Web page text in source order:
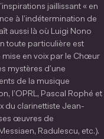
jaillissant « en
à l’indétermination de
aussi là où Luigi Nono
toute particulière est
mise en voix par le Chœur
mystères d’une
de la musique
l’OPRL, Pascal Rophé et
du clarinettiste Jean-
œuvres de
Radulescu, etc.).